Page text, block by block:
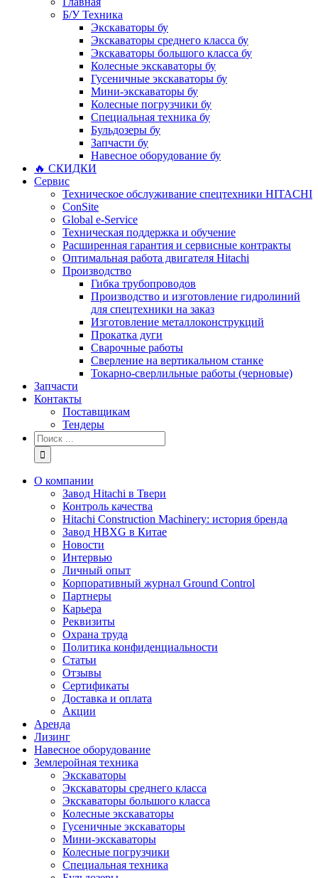
Б/У Техника
Экскаваторы бу
Экскаваторы среднего класса бу
Экскаваторы большого класса бу
Колесные экскаваторы бу
Гусеничные экскаваторы бу
Мини-экскаваторы бу
Колесные погрузчики бу
Специальная техника бу
Бульдозеры бу
Запчасти бу
Навесное оборудование бу
🔥 СКИДКИ
Сервис
Техническое обслуживание спецтехники HITACHI
ConSite
Global e-Service
Техническая поддержка и обучение
Расширенная гарантия и сервисные контракты
Оптимальная работа двигателя Hitachi
Производство
Гибка трубопроводов
Производство и изготовление гидролиний
для спецтехники на заказ
Изготовление металлоконструкций
Прокатка дуги
Сварочные работы
Сверление на вертикальном станке
Токарно-сверлильные работы (черновые)
Запчасти
Контакты
Поставщикам
Тендеры
Результат
поиска:
О компании
Завод Hitachi в Твери
Контроль качества
Hitachi Construction Machinery: история бренда
Завод HBXG в Китае
Новости
Интервью
Личный опыт
Корпоративный журнал Ground Control
Партнеры
Карьера
Реквизиты
Охрана труда
Политика конфиденциальности
Статьи
Отзывы
Сертификаты
Доставка и оплата
Акции
Аренда
Лизинг
Навесное оборудование
Землеройная техника
Экскаваторы
Экскаваторы среднего класса
Экскаваторы большого класса
Колесные экскаваторы
Гусеничные экскаваторы
Мини-экскаваторы
Колесные погрузчики
Специальная техника